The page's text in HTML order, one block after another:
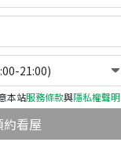
21:00)
本站服務條款與隱私權聲明
約看屋